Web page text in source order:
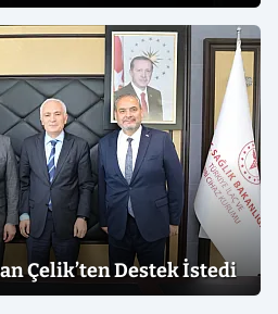
Çelik’ten Destek İstedi